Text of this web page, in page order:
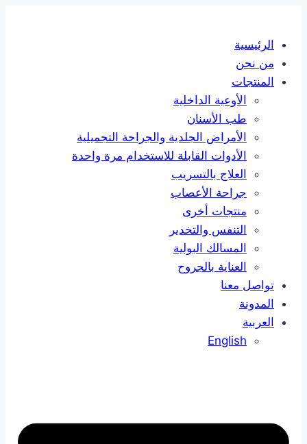
contentالرئيسية
من نحن
المنتجات
الأوعية الداخلية
طب الأسنان
الأمراض الجلدية والجراحة التجميلية
الأدوات القابلة للاستخدام مرة واحدة
العلاج بالتسريب
جراحة الأعصاب
منتجات أخرى
التنفس والتخدير
المسالك البولية
العناية بالجروح
تواصل معنا
المدونة
العربية
English